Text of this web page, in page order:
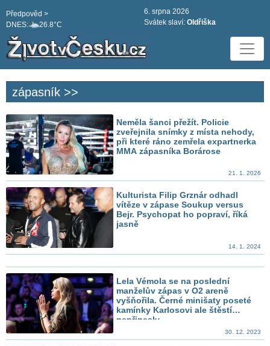
DNES: 26.8°C
Předpověd >
6. srpna 2026
Svátek slaví: Oldřiška
zápasník >>
Neměla šanci přežít. Policie
zveřejnila snímky z místa nehody,
při které ráno zemřela expartnerka
MMA zápasníka Borárose
21. 1. 2026
Kulturista Filip Grznár odhadl
vítěze v zápase Soukup versus
Bejr. Psychopat ho popraví, říká
jasně
14. 1. 2024
Lela Vémola se na poslední
manželův zápas v O2 areně
vyšňořila. Černé minišaty poseté
kamínky Karlosovi ale štěstí
nepřinesly
30. 12. 2023